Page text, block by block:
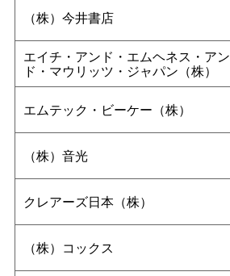
（株）今井書店
エイチ・アンド・エムヘネス・アン
ド・マウリッツ・ジャパン（株）
エムテック・ビーケー（株）
（株）音光
クレアーズ日本（株）
（株）コックス